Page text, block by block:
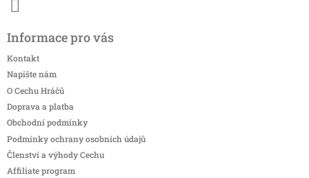
Informace pro vás
Kontakt
Napište nám
O Cechu Hráčů
Doprava a platba
Obchodní podmínky
Podmínky ochrany osobních údajů
Členství a výhody Cechu
Affiliate program